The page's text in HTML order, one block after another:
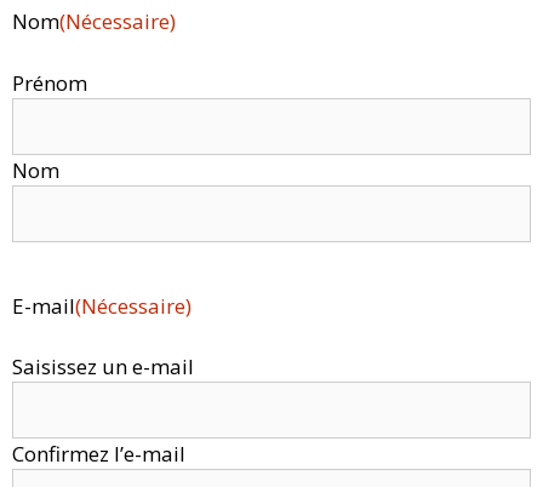
Nom(Nécessaire)
Prénom
Nom
E-mail(Nécessaire)
Saisissez un e-mail
Confirmez l’e-mail